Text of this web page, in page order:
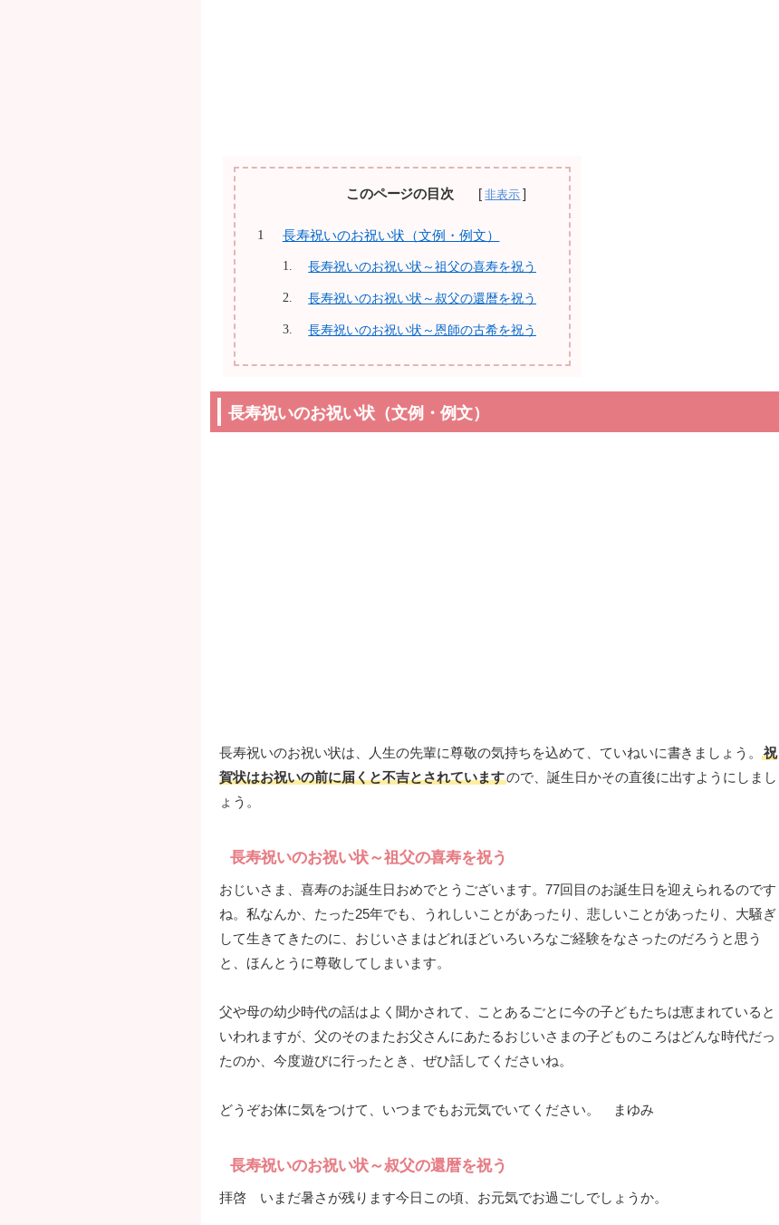
このページの目次
長寿祝いのお祝い状（文例・例文）
長寿祝いのお祝い状～祖父の喜寿を祝う
長寿祝いのお祝い状～叔父の還暦を祝う
長寿祝いのお祝い状～恩師の古希を祝う
長寿祝いのお祝い状（文例・例文）
長寿祝いのお祝い状は、人生の先輩に尊敬の気持ちを込めて、ていねいに書きましょう。祝
賀状はお祝いの前に届くと不吉とされていますので、誕生日かその直後に出すようにしまし
ょう。
長寿祝いのお祝い状～祖父の喜寿を祝う
おじいさま、喜寿のお誕生日おめでとうございます。77回目のお誕生日を迎えられるのです
ね。私なんか、たった25年でも、うれしいことがあったり、悲しいことがあったり、大騒ぎ
して生きてきたのに、おじいさまはどれほどいろいろなご経験をなさったのだろうと思う
と、ほんとうに尊敬してしまいます。
父や母の幼少時代の話はよく聞かされて、ことあるごとに今の子どもたちは恵まれていると
いわれますが、父のそのまたお父さんにあたるおじいさまの子どものころはどんな時代だっ
たのか、今度遊びに行ったとき、ぜひ話してくださいね。
どうぞお体に気をつけて、いつまでもお元気でいてください。 まゆみ
長寿祝いのお祝い状～叔父の還暦を祝う
拝啓 いまだ暑さが残ります今日この頃、お元気でお過ごしでしょうか。